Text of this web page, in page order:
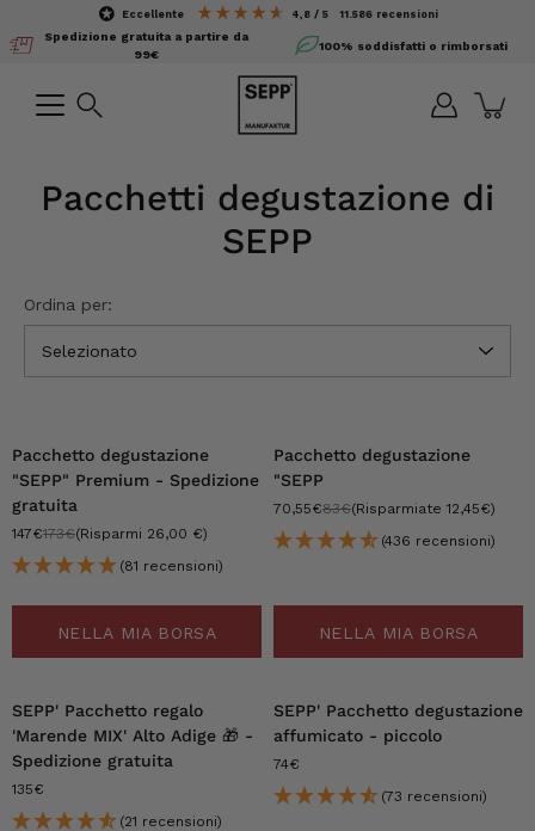
contenuto
Spedizione gratuita a partire da
99€
eccellente 4,8 / 5 11.586 recensioni
100% soddisfatti o rimborsati
Pacchetti degustazione di
SEPP
Ordina per:
Selezionato
-15%
Pacchetto degustazione
"SEPP" Premium - Spedizione
gratuita
147€173€(Risparmi 26,00 €)
(81 recensioni)
NELLA MIA BORSA
-15%
Pacchetto degustazione
"SEPP
70,55€83€(Risparmiate 12,45€)
(436 recensioni)
NELLA MIA BORSA
SEPP' Pacchetto regalo
'Marende MIX' Alto Adige 🎁 -
Spedizione gratuita
135€
(21 recensioni)
SEPP' Pacchetto degustazione
affumicato - piccolo
74€
(73 recensioni)